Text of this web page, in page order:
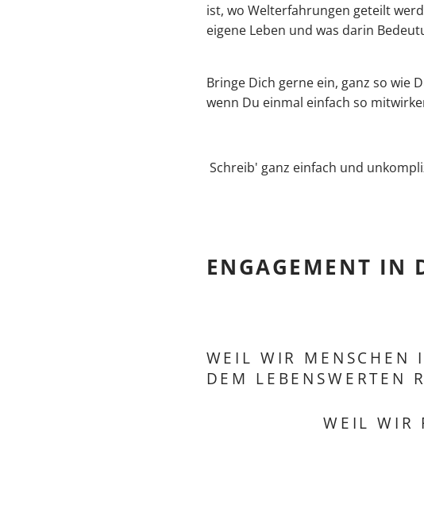
ist, wo Welterfahrungen geteilt
eigene Leben und was darin
Bringe Dich gerne ein, ganz so wie
wenn Du einmal einfach so
Schreib' ganz einfach und
ENGAGEMENT IN
WEIL WIR MENSCHEN
DEM LEBENSWERTEN
WEIL WIR